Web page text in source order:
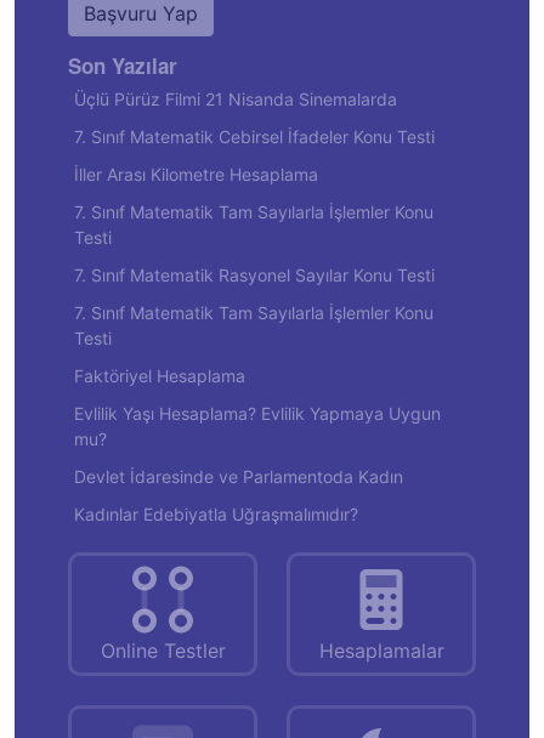
Başvuru Yap
Son Yazılar
Üçlü Pürüz Filmi 21 Nisanda Sinemalarda
7. Sınıf Matematik Cebirsel İfadeler Konu Testi
İller Arası Kilometre Hesaplama
7. Sınıf Matematik Tam Sayılarla İşlemler Konu
Testi
7. Sınıf Matematik Rasyonel Sayılar Konu Testi
7. Sınıf Matematik Tam Sayılarla İşlemler Konu
Testi
Faktöriyel Hesaplama
Evlilik Yaşı Hesaplama? Evlilik Yapmaya Uygun
mu?
Devlet İdaresinde ve Parlamentoda Kadın
Kadınlar Edebiyatla Uğraşmalımıdır?
Online Testler Hesaplamalar